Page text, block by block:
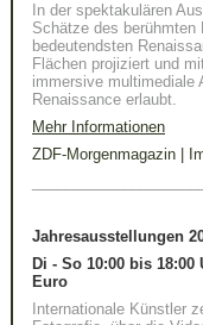
In der spektakulären
Schätze des berühmten
bedeutendsten
Flächen projiziert und
immersive multimediale
Renaissance erlaubt.
Mehr Informationen
ZDF-Morgenmagazin |
Jahresausstellungen
Di - So 10:00 bis
Euro
Internationale Künstler